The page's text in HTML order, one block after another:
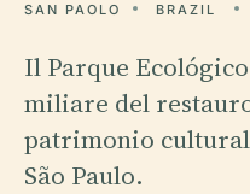
SAN PAOLO BRAZIL
Il Parque
miliare del
patrimonio
São Paulo.